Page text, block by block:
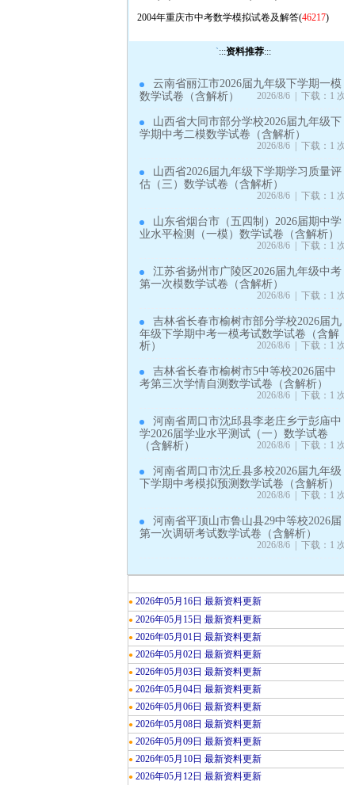
2004年重庆市中考数学模拟试卷及解答(46217)
`:::资料推荐:::
云南省丽江市2026届九年级下学期一模
数学试卷（含解析）
2026/8/6 | 下载：1
山西省大同市部分学校2026届九年级下
学期中考二模数学试卷（含解析）
2026/8/6 | 下载：1
山西省2026届九年级下学期学习质量评
估（三）数学试卷（含解析）
2026/8/6 | 下载：1
山东省烟台市（五四制）2026届期中学
业水平检测（一模）数学试卷（含解析）
2026/8/6 | 下载：1
江苏省扬州市广陵区2026届九年级中考
第一次模数学试卷（含解析）
2026/8/6 | 下载：1
吉林省长春市榆树市部分学校2026届九
年级下学期中考一模考试数学试卷（含解
析）
2026/8/6 | 下载：1
吉林省长春市榆树市5中等校2026届中
考第三次学情自测数学试卷（含解析）
2026/8/6 | 下载：1
河南省周口市沈邱县李老庄乡亍彭庙中
学2026届学业水平测试（一）数学试卷
（含解析）
2026/8/6 | 下载：1
河南省周口市沈丘县多校2026届九年级
下学期中考模拟预测数学试卷（含解析）
2026/8/6 | 下载：1
河南省平顶山市鲁山县29中等校2026届
第一次调研考试数学试卷（含解析）
2026/8/6 | 下载：1
● 2026年05月16日 最新资料更新
● 2026年05月15日 最新资料更新
● 2026年05月01日 最新资料更新
● 2026年05月02日 最新资料更新
● 2026年05月03日 最新资料更新
● 2026年05月04日 最新资料更新
● 2026年05月06日 最新资料更新
● 2026年05月08日 最新资料更新
● 2026年05月09日 最新资料更新
● 2026年05月10日 最新资料更新
● 2026年05月12日 最新资料更新